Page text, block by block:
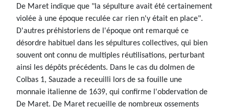
De Maret indique que "la sépulture avait été certainement
violée à une époque reculée car rien n'y était en place".
D'autres préhistoriens de l'époque ont remarqué ce
désordre habituel dans les sépultures collectives, qui bien
souvent ont connu de multiples réutilisations, perturbant
ainsi les dépôts précédents. Dans le cas du dolmen de
Colbas 1, Sauzade a receuilli lors de sa fouille une
monnaie italienne de 1639, qui confirme l'obdervation de
De Maret. De Maret recueille de nombreux ossements